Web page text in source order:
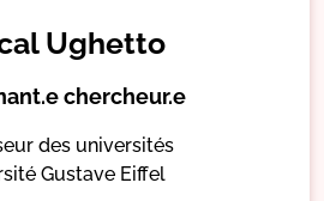
Ughetto
chercheur.e
des universités
Gustave Eiffel